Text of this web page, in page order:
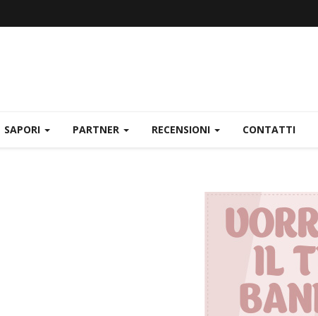
SAPORI PARTNER RECENSIONI CONTATTI